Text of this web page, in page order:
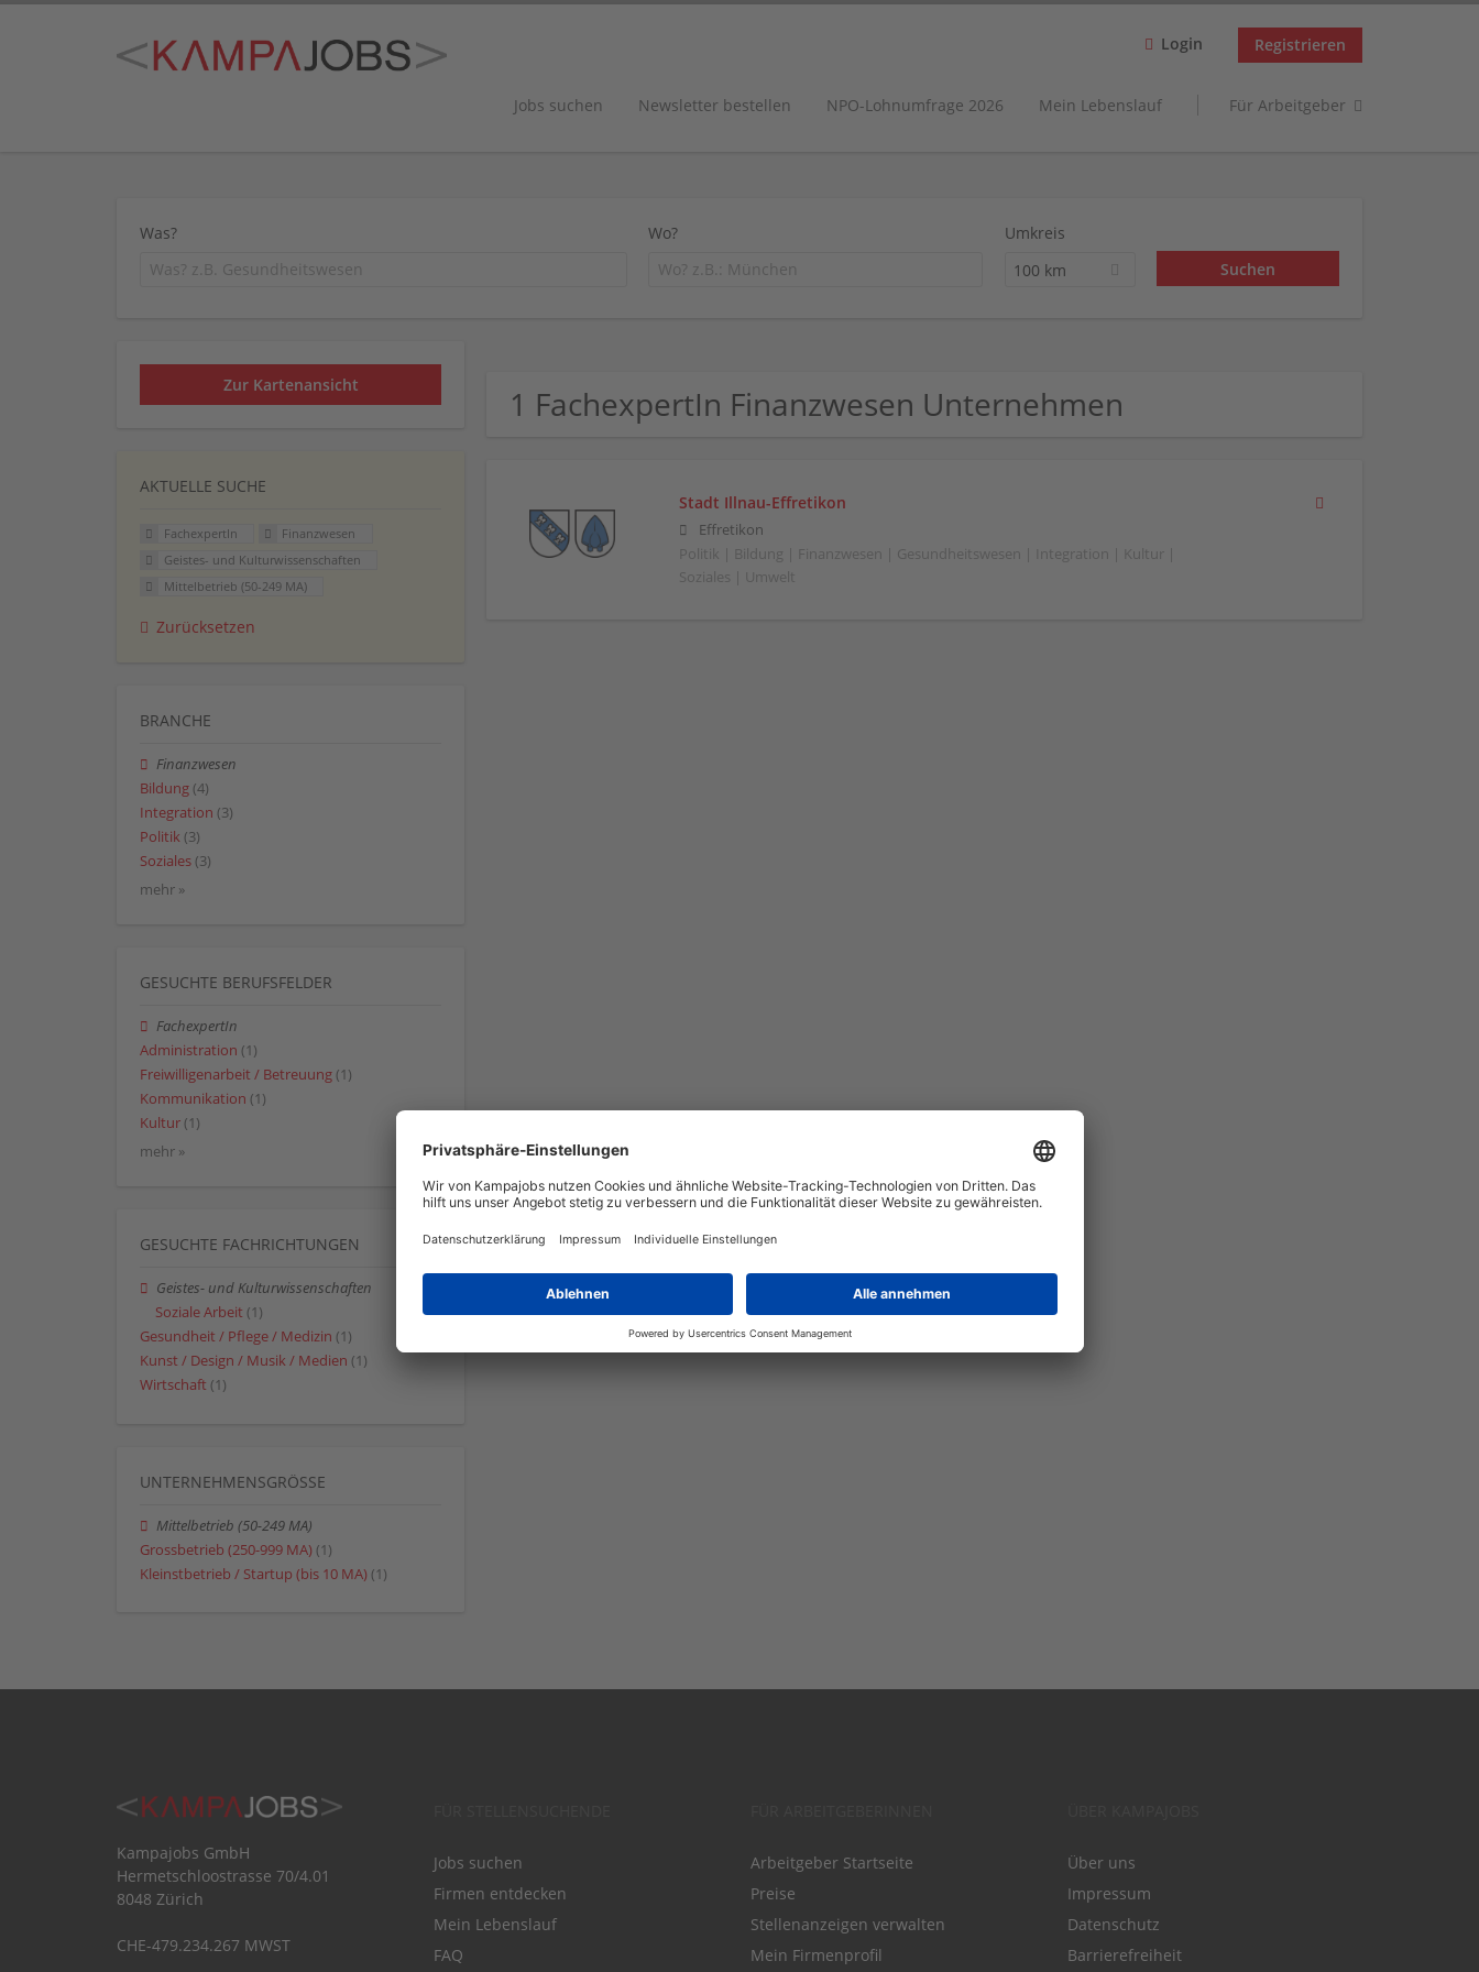
Login Registrieren
Jobs suchen Newsletter bestellen NPO-Lohnumfrage 2026 Mein Lebenslauf Für Arbeitgeber
Was? Wo?
Umkreis
100 km
1 FachexpertIn Finanzwesen Unternehmen
Stadt Illnau-Effretikon
Effretikon
Politik | Bildung | Finanzwesen | Gesundheitswesen | Integration | Kultur |
Soziales | Umwelt
Zur Kartenansicht
AKTUELLE SUCHE
FachexpertIn
Finanzwesen
Geistes- und Kulturwissenschaften
Mittelbetrieb (50-249 MA)
Zurücksetzen
BRANCHE
Finanzwesen
Bildung (4)
Integration (3)
Politik (3)
Soziales (3)
mehr »
GESUCHTE BERUFSFELDER
FachexpertIn
Administration (1)
Freiwilligenarbeit / Betreuung (1)
Kommunikation (1)
Kultur (1)
mehr »
GESUCHTE FACHRICHTUNGEN
Geistes- und Kulturwissenschaften
Soziale Arbeit (1)
Gesundheit / Pflege / Medizin (1)
Kunst / Design / Musik / Medien (1)
Wirtschaft (1)
UNTERNEHMENSGRÖSSE
Mittelbetrieb (50-249 MA)
Grossbetrieb (250-999 MA) (1)
Kleinstbetrieb / Startup (bis 10 MA) (1)
Kampajobs GmbH
Hermetschloostrasse 70/4.01
8048 Zürich
CHE-479.234.267 MWST
Jobs suchen
Firmen entdecken
Mein Lebenslauf
FAQ
Arbeitgeber Startseite
Preise
Stellenanzeigen verwalten
Mein Firmenprofil
Über uns
Impressum
Datenschutz
Barrierefreiheit